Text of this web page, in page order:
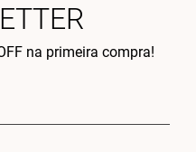
na primeira compra!